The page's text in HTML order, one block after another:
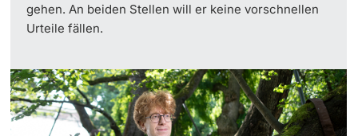
gehen. An beiden Stellen will er keine vorschnellen
Urteile fällen.